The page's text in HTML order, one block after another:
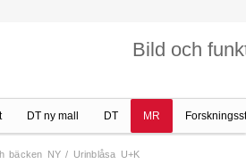
Bild och
DT ny mall DT MR
bäcken NY / Urinblåsa U+K